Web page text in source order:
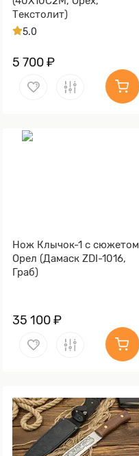
Текстолит)
5.0
5 700 ₽
Нож Клычок-1 с сюжетом
Орел (Дамаск ZDI-1016,
Граб)
35 100 ₽